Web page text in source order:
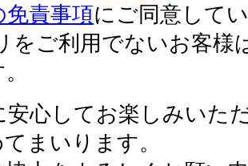
責事項にご同意して
をご利用でないお客様
安心してお楽しみいた
まいります。